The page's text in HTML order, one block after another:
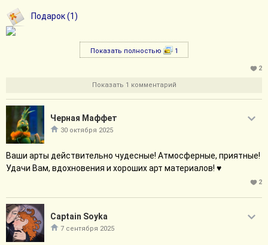
Подарок (1)
Показать полностью 1
2
Показать 1 комментарий
Черная Маффет
30 октября 2025
Ваши арты действительно чудесные! Атмосферные, приятные!
Удачи Вам, вдохновения и хороших арт материалов! ♥
2
Captain Soyka
7 сентября 2025